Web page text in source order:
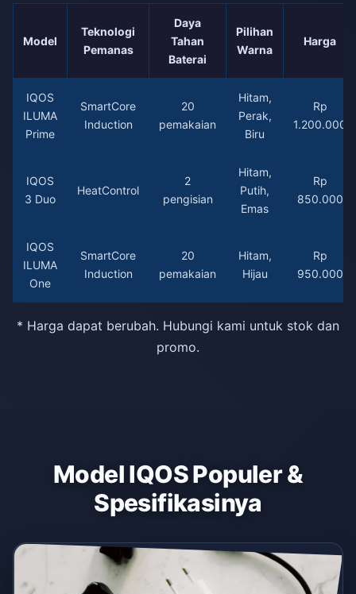
Model
Teknologi
Pemanas
Daya
Tahan
Baterai
Pilihan
Warna
Harga
IQOS
ILUMA
Prime
SmartCore
Induction
20
pemakaian
Hitam,
Perak,
Biru
Rp
1.200.000
IQOS
3 Duo
HeatControl
2
pengisian
Hitam,
Putih,
Emas
Rp
850.000
IQOS
ILUMA
One
SmartCore
Induction
20
pemakaian
Hitam,
Hijau
Rp
950.000
* Harga dapat berubah. Hubungi kami untuk stok dan
promo.
Model IQOS Populer &
Spesifikasinya